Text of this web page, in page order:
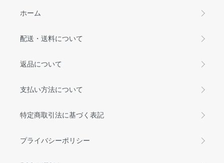
ホーム
配送・送料について
返品について
支払い方法について
特定商取引法に基づく表記
プライバシーポリシー